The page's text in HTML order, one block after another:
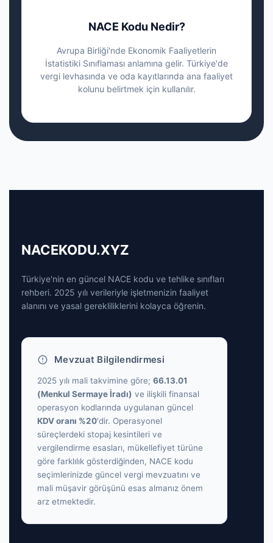
NACE Kodu Nedir?
Avrupa Birliği'nde Ekonomik Faaliyetlerin
İstatistiki Sınıflaması anlamına gelir. Türkiye'de
vergi levhasında ve oda kayıtlarında ana faaliyet
kolunu belirtmek için kullanılır.
NACEKODU.XYZ
Türkiye'nin en güncel NACE kodu ve tehlike sınıfları
rehberi. 2025 yılı verileriyle işletmenizin faaliyet
alanını ve yasal gerekliliklerini kolayca öğrenin.
Mevzuat Bilgilendirmesi
2025 yılı mali takvimine göre; 66.13.01
(Menkul Sermaye İradı) ve ilişkili finansal
operasyon kodlarında uygulanan güncel
KDV oranı %20'dir. Operasyonel
süreçlerdeki stopaj kesintileri ve
vergilendirme esasları, mükellefiyet türüne
göre farklılık gösterdiğinden, NACE kodu
seçimlerinizde güncel vergi mevzuatını ve
mali müşavir görüşünü esas almanız önem
arz etmektedir.